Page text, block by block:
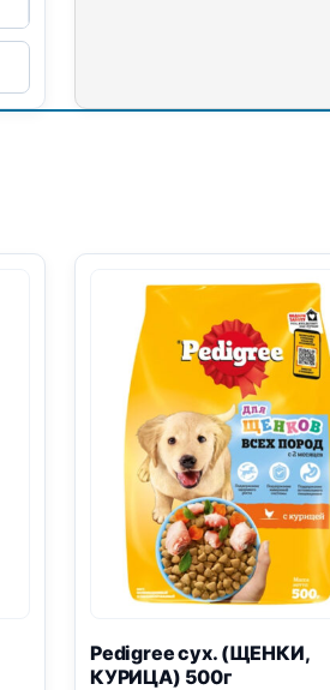
Pedigree сух. (ЩЕНКИ,
КУРИЦА) 500г